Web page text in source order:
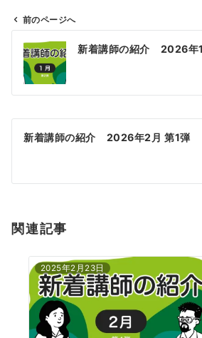
ビ
ン
前のページへ
新着講師の紹介 2026年
新着講師の紹介 2026年2月 第1弾
関連記事
2025年2月23日